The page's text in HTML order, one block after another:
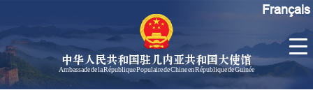
中华人民共和国驻几内亚共和国大使馆
Ambassade de la République Populaire de Chine en République de Guinée
Français